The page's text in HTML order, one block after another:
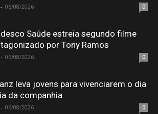
- 06/08/2026 0
Saúde estreia segundo filme
por Tony Ramos
- 06/08/2026 0
leva jovens para vivenciarem o dia
da companhia
- 06/08/2026 0